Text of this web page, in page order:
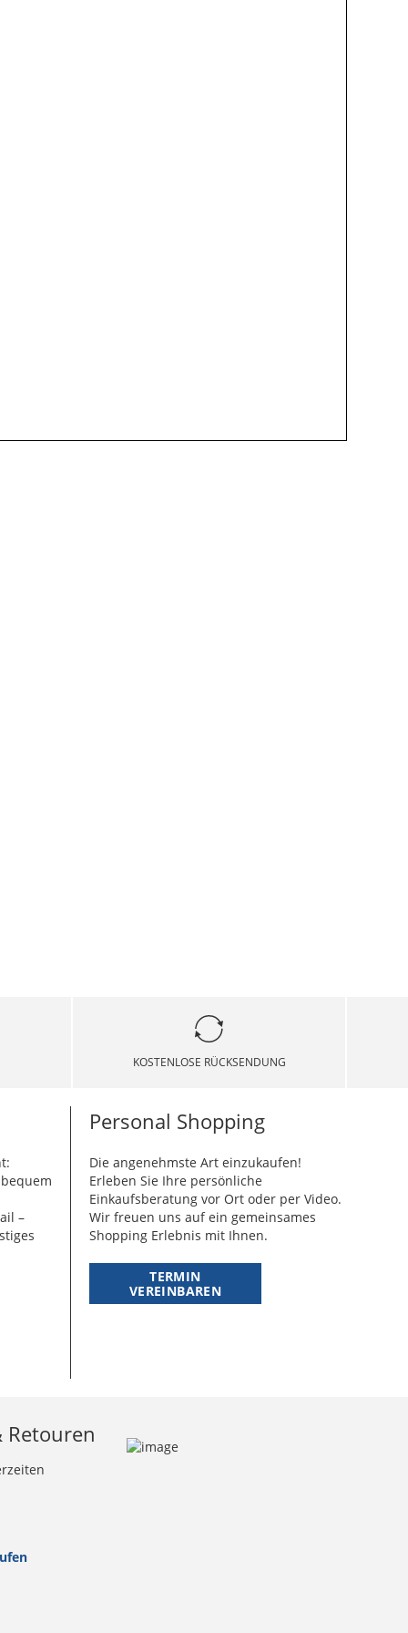
KOSTENLOSE RÜCKSENDUNG
–
Personal Shopping
Die angenehmste Art einzukaufen!
Erleben Sie Ihre persönliche
Einkaufsberatung vor Ort oder per Video.
Wir freuen uns auf ein gemeinsames
Shopping Erlebnis mit Ihnen.
TERMIN
VEREINBAREN
Retouren